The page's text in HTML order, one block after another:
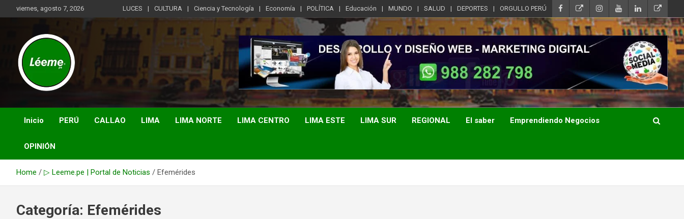
to
viernes, agosto 7, 2026 LUCES CULTURA Ciencia y Tecnología Economía POLÍTICA Educación MUNDO SALUD DEPORTES ORGULLO PERÚ
Léeme.pe
Noticias de actualidad del mundo distrital, vecinal, municipal y
de negocios a nivel de Lima Metropolitana, sin descuidar las
noticias de alcance nacional.
Inicio PERÚ CALLAO LIMA LIMA NORTE LIMA CENTRO LIMA ESTE LIMA SUR REGIONAL El saber Emprendiendo Negocios
OPINIÓN
Home ▷ Leeme.pe | Portal de Noticias Efemérides
Categoría: Efemérides